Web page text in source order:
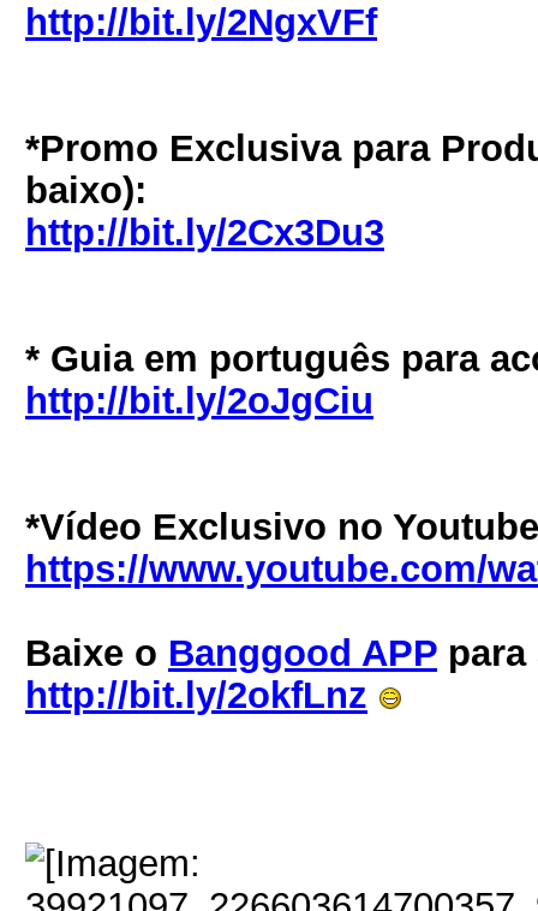
http://bit.ly/2NgxVFf
*Promo Exclusiva para
baixo):
http://bit.ly/2Cx3Du3
* Guia em português para
http://bit.ly/2oJgCiu
*Vídeo Exclusivo no
https://www.youtube.com/
Baixe o Banggood APP
http://bit.ly/2okfLnz